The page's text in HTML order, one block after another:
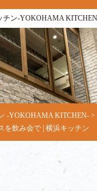
チン-YOKOHAMA
-YOKOHAMA KITCHEN- >
を飲み会で | 横浜キッチン